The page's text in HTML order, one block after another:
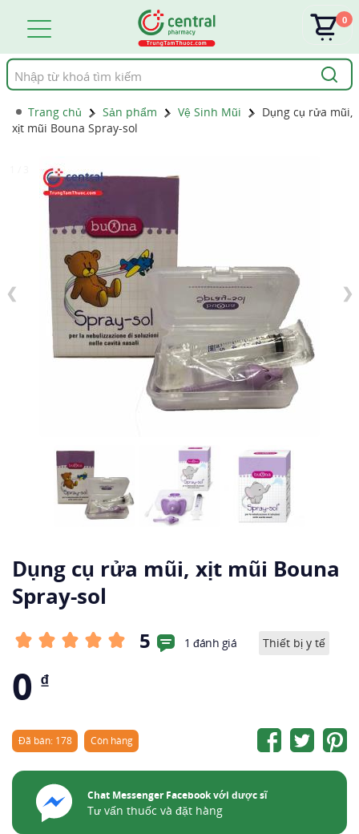
Tìm
kiếm
0
Trang chủ Sản phẩm Vệ Sinh Mũi
Dụng cụ rửa mũi,
xịt mũi Bouna Spray-sol
❮ ❯
Dụng cụ rửa mũi, xịt mũi Bouna
Spray-sol
5 1 đánh giá Thiết bị y tế
0 ₫
Đã bán: 178 Còn hàng
Chat Messenger Facebook với dược sĩ
Tư vấn thuốc và đặt hàng